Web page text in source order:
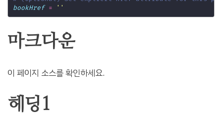
bookHref
= ''
마크다운
이 페이지 소스를 확인하세요.
헤딩1